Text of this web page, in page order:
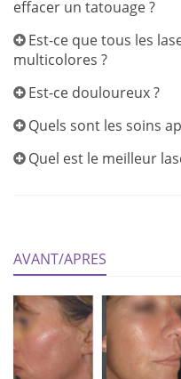
effacer un tatouage ?
Est-ce que tous les
multicolores ?
Est-ce douloureux ?
Quels sont les soins
Quel est le meilleur
AVANT/APRES